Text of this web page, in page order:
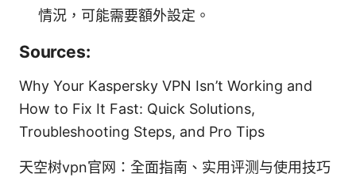
情況，可能需要額外設定。
Sources:
Why Your Kaspersky VPN Isn’t Working and
How to Fix It Fast: Quick Solutions,
Troubleshooting Steps, and Pro Tips
天空树vpn官网：全面指南、实用评测与使用技巧